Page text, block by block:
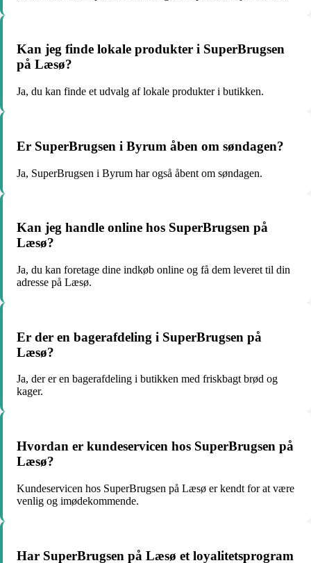
Kan jeg finde lokale produkter i SuperBrugsen
på Læsø?
Ja, du kan finde et udvalg af lokale produkter i butikken.
Er SuperBrugsen i Byrum åben om søndagen?
Ja, SuperBrugsen i Byrum har også åbent om søndagen.
Kan jeg handle online hos SuperBrugsen på
Læsø?
Ja, du kan foretage dine indkøb online og få dem leveret til din
adresse på Læsø.
Er der en bagerafdeling i SuperBrugsen på
Læsø?
Ja, der er en bagerafdeling i butikken med friskbagt brød og
kager.
Hvordan er kundeservicen hos SuperBrugsen på
Læsø?
Kundeservicen hos SuperBrugsen på Læsø er kendt for at være
venlig og imødekommende.
Har SuperBrugsen på Læsø et loyalitetsprogram